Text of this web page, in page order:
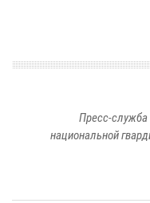
Пресс-
национальной